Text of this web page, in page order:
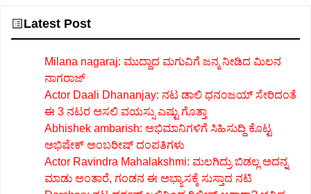
Latest Post
Milana nagaraj: ಮುದ್ದಾದ ಮಗುವಿಗೆ ಜನ್ಮ ನೀಡಿದ ಮಿಲನ
ನಾಗರಾಜ್
Actor Daali Dhananjay: ನಟ ಡಾಲಿ ಧನಂಜಯ್ ಸೇರಿದಂತೆ
ಈ 3 ನಟರ ಅಸಲಿ ವಯಸ್ಸು ಎಷ್ಟು ಗೊತ್ತಾ
Abhishek ambarish: ಅಭಿಮಾನಿಗಳಿಗೆ ಸಿಹಿಸುದ್ದಿ ಕೊಟ್ಟ
ಅಭಿಷೇಕ್ ಅಂಬರೀಷ್ ದಂಪತಿಗಳು
Actor Ravindra Mahalakshmi: ಮಲಗಿದ್ರು ಬಿಡಲ್ಲ ಅದನ್ನ
ಮಾಡು ಅಂತಾರೆ, ಗಂಡನ ಈ ಅಭ್ಯಾಸಕ್ಕೆ ಸುಸ್ತಾದ ನಟಿ